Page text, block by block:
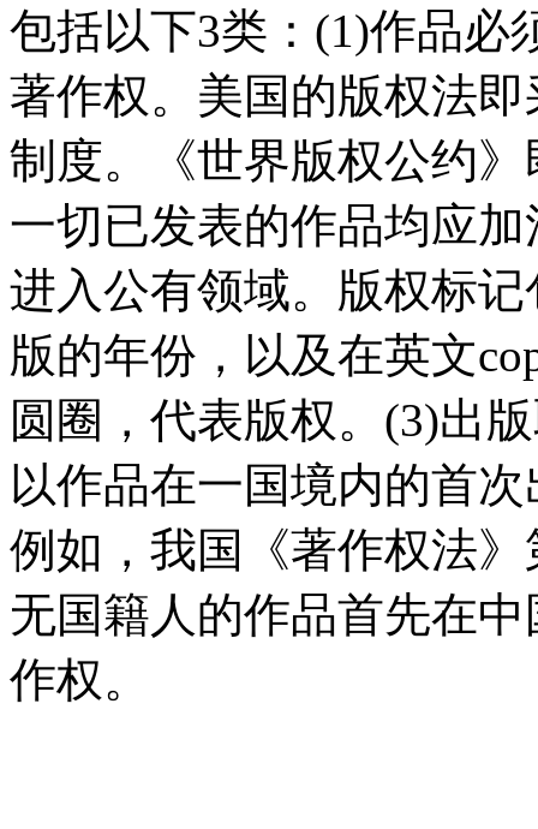
包括以下3类：(1)作品必
著作权。美国的版权法
制度。《世界版权公约
一切已发表的作品均应
进入公有领域。版权标
版的年份，以及在英文
圆圈，代表版权。(3)出
以作品在一国境内的首
例如，我国《著作权法
无国籍人的作品首先在
作权。